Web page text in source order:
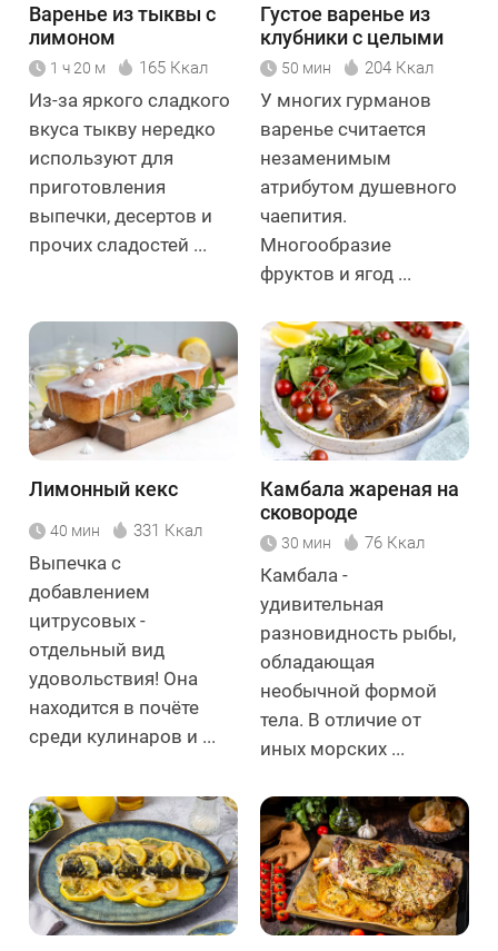
Варенье из тыквы с
лимоном
1 ч 20 м 165 Ккал
Из-за яркого сладкого
вкуса тыкву нередко
используют для
приготовления
выпечки, десертов и
прочих сладостей ...
Густое варенье из
клубники с целыми
ягодами
50 мин 204 Ккал
У многих гурманов
варенье считается
незаменимым
атрибутом душевного
чаепития.
Многообразие
фруктов и ягод ...
Лимонный кекс
40 мин 331 Ккал
Выпечка с
добавлением
цитрусовых -
отдельный вид
удовольствия! Она
находится в почёте
среди кулинаров и ...
Камбала жареная на
сковороде
30 мин 76 Ккал
Камбала -
удивительная
разновидность рыбы,
обладающая
необычной формой
тела. В отличие от
иных морских ...